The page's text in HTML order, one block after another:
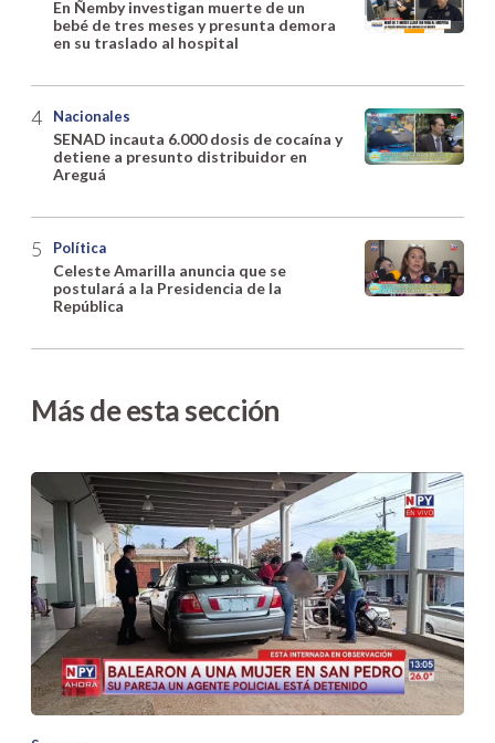
En Ñemby investigan muerte de un
bebé de tres meses y presunta demora
en su traslado al hospital
Nacionales
SENAD incauta 6.000 dosis de cocaína y
detiene a presunto distribuidor en
Areguá
Política
Celeste Amarilla anuncia que se
postulará a la Presidencia de la
República
Más de esta sección